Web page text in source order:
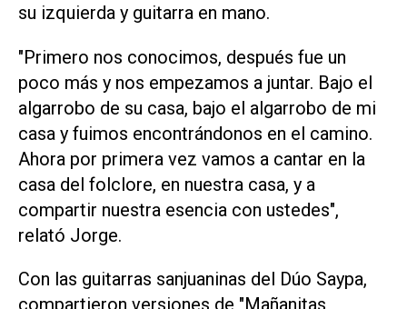
su izquierda y guitarra en mano.
"Primero nos conocimos, después fue un
poco más y nos empezamos a juntar. Bajo el
algarrobo de su casa, bajo el algarrobo de mi
casa y fuimos encontrándonos en el camino.
Ahora por primera vez vamos a cantar en la
casa del folclore, en nuestra casa, y a
compartir nuestra esencia con ustedes",
relató Jorge.
Con las guitarras sanjuaninas del Dúo Saypa,